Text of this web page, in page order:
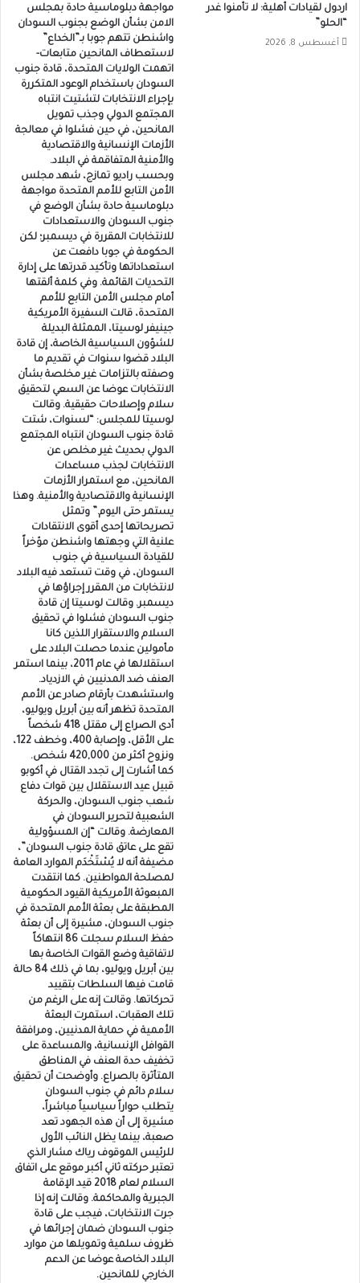
اردول لقيادات أهلية: لا تأمنوا غدر
“الحلو”
أغسطس 8, 2026
مواجهة دبلوماسية حادة بمجلس
الامن بشأن الوضع بجنوب السودان
واشنطن تتهم جوبا بـ”الخداع”
لاستعطاف المانحين متابعات-
اتهمت الولايات المتحدة، قادة جنوب
السودان باستخدام الوعود المتكررة
بإجراء الانتخابات لتشتيت انتباه
المجتمع الدولي وجذب تمويل
المانحين، في حين فشلوا في معالجة
الأزمات الإنسانية والاقتصادية
والأمنية المتفاقمة في البلاد.
وبحسب راديو تمازج، شهد مجلس
الأمن التابع للأمم المتحدة مواجهة
دبلوماسية حادة بشأن الوضع في
جنوب السودان والاستعدادات
للانتخابات المقررة في ديسمبر؛ لكن
الحكومة في جوبا دافعت عن
استعداداتها وتأكيد قدرتها على إدارة
التحديات القائمة. وفي كلمة ألقتها
أمام مجلس الأمن التابع للأمم
المتحدة، قالت السفيرة الأمريكية
جينيفر لوسيتا، الممثلة البديلة
للشؤون السياسية الخاصة، إن قادة
البلاد قضوا سنوات في تقديم ما
وصفته بالتزامات غير مخلصة بشأن
الانتخابات عوضا عن السعي لتحقيق
سلام وإصلاحات حقيقية. وقالت
لوسيتا للمجلس: “لسنوات، شتت
قادة جنوب السودان انتباه المجتمع
الدولي بحديث غير مخلص عن
الانتخابات لجذب مساعدات
المانحين، مع استمرار الأزمات
الإنسانية والاقتصادية والأمنية. وهذا
يستمر حتى اليوم.” وتمثل
تصريحاتها إحدى أقوى الانتقادات
علنية التي وجهتها واشنطن مؤخراً
للقيادة السياسية في جنوب
السودان، في وقت تستعد فيه البلاد
لانتخابات من المقرر إجراؤها في
ديسمبر. وقالت لوسيتا إن قادة
جنوب السودان فشلوا في تحقيق
السلام والاستقرار اللذين كانا
مأمولين عندما حصلت البلاد على
استقلالها في عام 2011، بينما استمر
العنف ضد المدنيين في الازدياد.
واستشهدت بأرقام صادر عن الأمم
المتحدة تظهر أنه بين أبريل ويوليو،
أدى الصراع إلى مقتل 418 شخصاً
على الأقل، وإصابة 400، وخطف 122،
ونزوح أكثر من 420,000 شخص.
كما أشارت إلى تجدد القتال في أكوبو
قبيل عيد الاستقلال بين قوات دفاع
شعب جنوب السودان، والحركة
الشعبية لتحرير السودان في
المعارضة. وقالت “إن المسؤولية
تقع على عاتق قادة جنوب السودان”،
مضيفة أنه لا يُسْتَخْدَم الموارد العامة
لمصلحة المواطنين. كما انتقدت
المبعوثة الأمريكية القيود الحكومية
المطبقة على بعثة الأمم المتحدة في
جنوب السودان، مشيرة إلى أن بعثة
حفظ السلام سجلت 86 انتهاكاً
لاتفاقية وضع القوات الخاصة بها
بين أبريل ويوليو، بما في ذلك 84 حالة
قامت فيها السلطات بتقييد
تحركاتها. وقالت إنه على الرغم من
تلك العقبات، استمرت البعثة
الأممية في حماية المدنيين، ومرافقة
القوافل الإنسانية، والمساعدة على
تخفيف حدة العنف في المناطق
المتأثرة بالصراع. وأوضحت أن تحقيق
سلام دائم في جنوب السودان
يتطلب حواراً سياسياً مباشراً،
مشيرة إلى أن هذه الجهود تعد
صعبة، بينما يظل النائب الأول
للرئيس الموقوف رياك مشار الذي
تعتبر حركته ثاني أكبر موقع على اتفاق
السلام لعام 2018 قيد الإقامة
الجبرية والمحاكمة. وقالت إنه إذا
جرت الانتخابات، فيجب على قادة
جنوب السودان ضمان إجرائها في
ظروف سلمية وتمويلها من موارد
البلاد الخاصة عوضا عن الدعم
الخارجي للمانحين.